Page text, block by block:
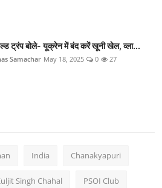
ट्रंप बोले- यूक्रेन में बंद करें खूनी खेल, व्ला...
Samachar May 18, 2025 0 27
India Chanakyapuri
Singh Chahal PSOI Club